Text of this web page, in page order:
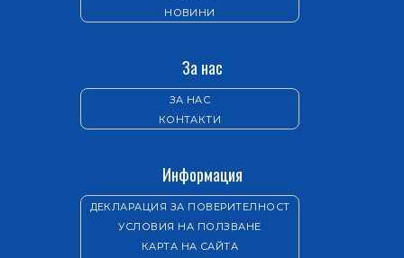
НОВИНИ
За нас
ЗА НАС
КОНТАКТИ
Информация
ДЕКЛАРАЦИЯ ЗА ПОВЕРИТЕЛНОСТ
УСЛОВИЯ НА ПОЛЗВАНЕ
КАРТА НА САЙТА